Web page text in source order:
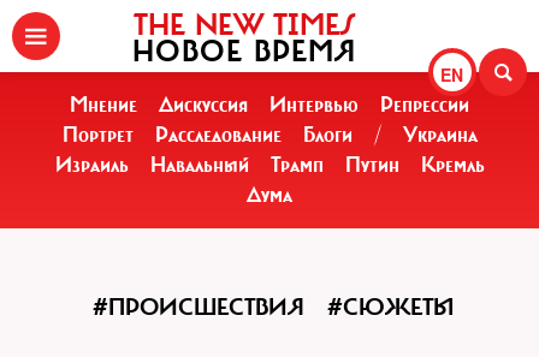
EN
THE NEW TIMES
НОВОЕ ВРЕМЯ
Мнение Дискуссия Интервью
Репрессии
Портрет
Расследование Блоги /
Украина
Израиль
Навальный Трамп Путин
Кремль
Дума
#ПРОИСШЕСТВИЯ #СЮЖЕТЫ